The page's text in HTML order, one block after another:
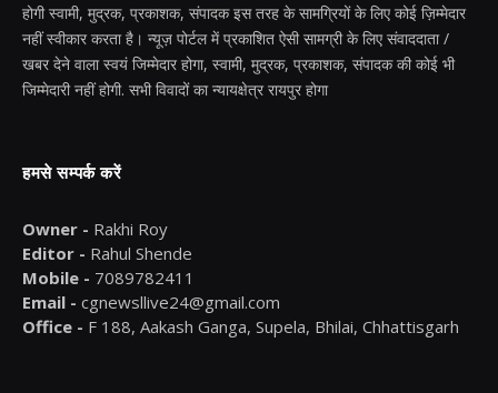
होगी स्वामी, मुद्रक, प्रकाशक, संपादक इस तरह के सामग्रियों के लिए कोई ज़िम्मेदार
नहीं स्वीकार करता है। न्यूज़ पोर्टल में प्रकाशित ऐसी सामग्री के लिए संवाददाता /
खबर देने वाला स्वयं जिम्मेदार होगा, स्वामी, मुद्रक, प्रकाशक, संपादक की कोई भी
जिम्मेदारी नहीं होगी. सभी विवादों का न्यायक्षेत्र रायपुर होगा
हमसे सम्पर्क करें
Owner - Rakhi Roy
Editor - Rahul Shende
Mobile - 7089782411
Email - cgnewsllive24@gmail.com
Office - F 188, Aakash Ganga, Supela, Bhilai, Chhattisgarh